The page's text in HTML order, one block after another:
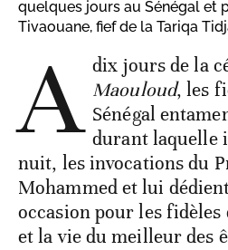
quelques jours au Sénégal et
Tivaouane, fief de la Tariqa
A dix jours de la
Maouloud, les
Sénégal
durant laquelle
nuit, les invocations du
Mohammed et lui
occasion pour les
et la vie du meilleur des